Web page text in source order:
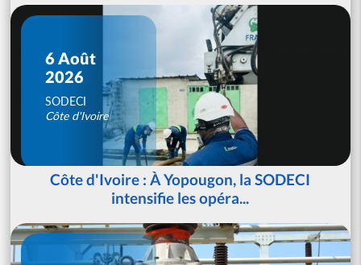
6 Août
2026
SODECI
Côte d'Ivoire
Côte d'Ivoire : À Yopougon, la SODECI
intensifie les opéra...